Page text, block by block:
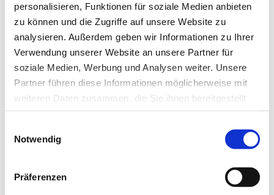
personalisieren, Funktionen für soziale Medien anbieten
zu können und die Zugriffe auf unsere Website zu
analysieren. Außerdem geben wir Informationen zu Ihrer
Verwendung unserer Website an unsere Partner für
soziale Medien, Werbung und Analysen weiter. Unsere
Partner führen diese Informationen möglicherweise mit
weiteren Daten zusammen, die Sie ihnen bereitgestellt
haben oder die sie im Rahmen Ihrer Nutzung der Dienste
Notwendig
Präferenzen
Newsletter­anmeldung
Bleiben Sie auf dem Laufenden. Der MT-Dialog-
Newsletter informiert Sie jede Woche kostenfrei
über die wichtigsten Branchen-News, aktuelle
Themen und die neusten Stellenangebote.
Ich habe die Hinweise zum gelesen.*